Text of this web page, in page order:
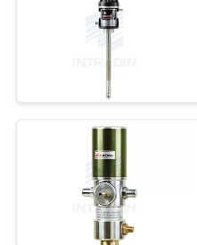
ΞΕΝΆΓΗΣΗ
ΕΡΓΟΣΤΆΣΙΟ
ΕΛΕΓΧΟΣ
ΠΟΙΌΤΗΤΑΣ